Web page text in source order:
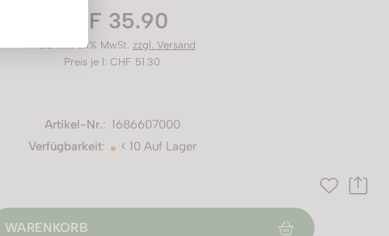
CHF 35.90
Preis inkl. 8.1% MwSt. zzgl. Versand
Preis je l: CHF 51.30
Artikel-Nr.: 1686607000
Verfügbarkeit: < 10 Auf Lager
WARENKORB